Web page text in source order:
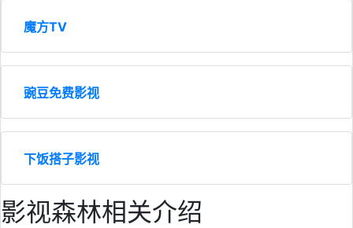
魔方TV
豌豆免费影视
下饭搭子影视
影视森林相关介绍